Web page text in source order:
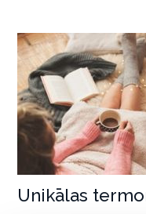
Unikālas